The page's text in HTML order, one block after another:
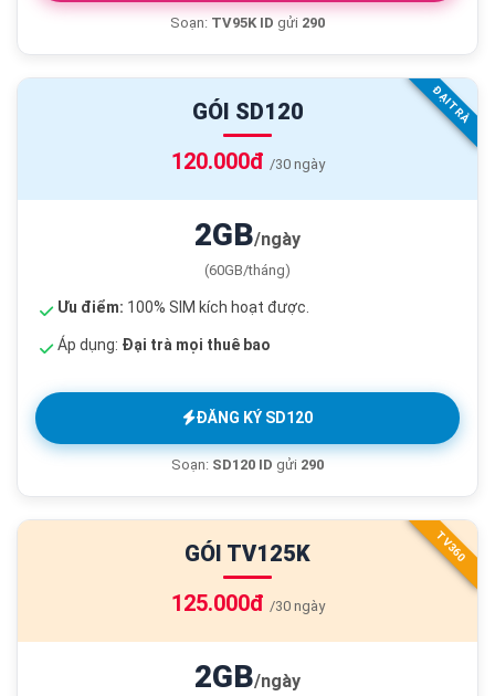
Soạn: TV95K ID gửi 290
ĐẠI TRÀ
GÓI SD120
120.000đ /30 ngày
2GB/ngày
(60GB/tháng)
Ưu điểm: 100% SIM kích hoạt được.
Áp dụng: Đại trà mọi thuê bao
ĐĂNG KÝ SD120
Soạn: SD120 ID gửi 290
TV360
GÓI TV125K
125.000đ /30 ngày
2GB/ngày